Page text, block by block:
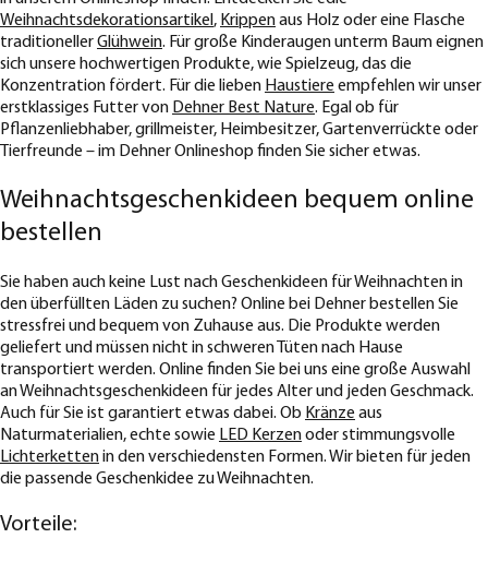
Weihnachtsdekorationsartikel, Krippenaus Holz oder eine Flasche
traditionellerGlühwein. Für große Kinderaugen unterm Baum eignen
sich unsere hochwertigen Produkte, wie Spielzeug, das die
Konzentration fördert. Für die lieben Haustiere empfehlen wir unser
erstklassiges Futter von Dehner Best Nature. Egal ob für
Pflanzenliebhaber, grillmeister, Heimbesitzer, Gartenverrückte oder
Tierfreunde – im Dehner Onlineshop finden Sie sicher etwas.
Weihnachtsgeschenkideen bequem online
bestellen
Sie haben auch keine Lust nach Geschenkideen für Weihnachten in
den überfüllten Läden zu suchen? Online bei Dehner bestellen Sie
stressfrei und bequem von Zuhause aus. Die Produkte werden
geliefert und müssen nicht in schweren Tüten nach Hause
transportiert werden. Online finden Sie bei uns eine große Auswahl
an Weihnachtsgeschenkideen für jedes Alter und jeden Geschmack.
Auch für Sie ist garantiert etwas dabei. Ob Kränze aus
Naturmaterialien, echte sowie LED Kerzenoder stimmungsvolle
Lichterkettenin den verschiedensten Formen. Wir bieten für jeden
die passende Geschenkidee zu Weihnachten.
Vorteile: